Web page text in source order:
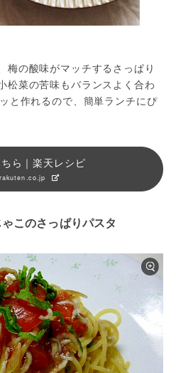
梅の酸味がマッチするさっぱり
松菜の苦味もバランスよく合わ
と作れるので、簡単ランチにぴ
ら｜楽天レシピ
このさっぱりパスタ